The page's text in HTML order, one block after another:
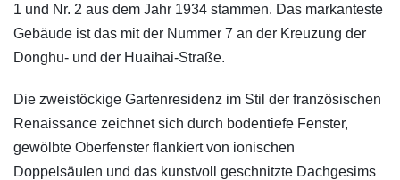
1 und Nr. 2 aus dem Jahr 1934 stammen. Das markanteste
Gebäude ist das mit der Nummer 7 an der Kreuzung der
Donghu- und der Huaihai-Straße.
Die zweistöckige Gartenresidenz im Stil der französischen
Renaissance zeichnet sich durch bodentiefe Fenster,
gewölbte Oberfenster flankiert von ionischen
Doppelsäulen und das kunstvoll geschnitzte Dachgesims